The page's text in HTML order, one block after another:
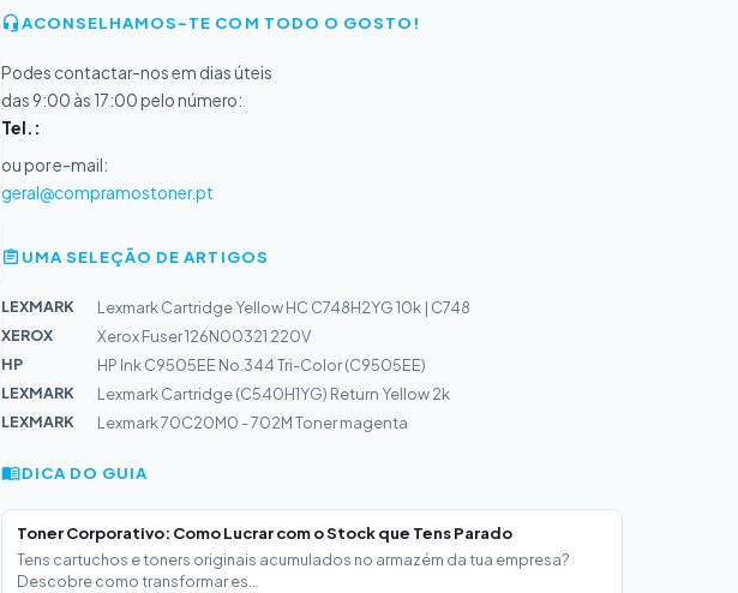
ACONSELHAMOS-TE COM TODO O GOSTO!
Podes contactar-nos em dias úteis
das 9:00 às 17:00 pelo número:
Tel.:
ou por e-mail:
geral@compramostoner.pt
UMA SELEÇÃO DE ARTIGOS
LEXMARK
Lexmark Cartridge Yellow HC C748H2YG 10k | C748
XEROX
Xerox Fuser 126N00321 220V
HP
HP Ink C9505EE No.344 Tri-Color (C9505EE)
LEXMARK
Lexmark Cartridge (C540H1YG) Return Yellow 2k
LEXMARK
Lexmark 70C20M0 - 702M Toner magenta
DICA DO GUIA
Toner Corporativo: Como Lucrar com o Stock que Tens Parado
Tens cartuchos e toners originais acumulados no armazém da tua empresa?
Descobre como transformar es...